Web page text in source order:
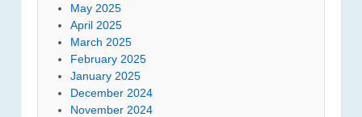
May 2025
April 2025
March 2025
February 2025
January 2025
December 2024
November 2024